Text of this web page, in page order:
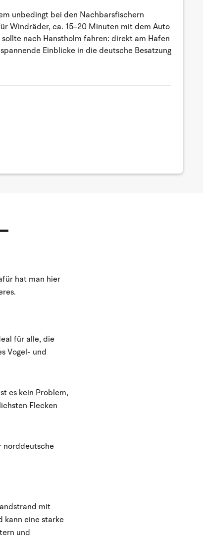
unbedingt bei den Nachbarsfischern
Windräder, ca. 15–20 Minuten mit dem Auto
nach Hanstholm fahren: direkt am Hafen
Einblicke in die deutsche Besatzung
hat man hier
für alle, die
Vogel- und
es kein Problem,
Flecken
norddeutsche
mit
kann eine starke
und